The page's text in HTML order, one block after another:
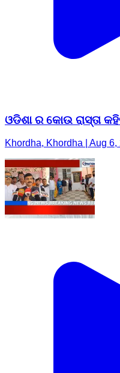
ଓଡିଶା ର କୋଉ ରାସ୍ତା
Khordha, Khordha | Aug 6,